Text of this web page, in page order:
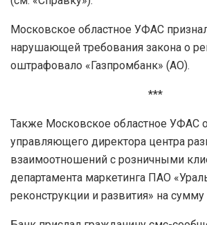
Московское областное УФАС
нарушающей требования закона о
оштрафовало «Газпромбанк» (АО).
***
Также Московское областное УФАС
управляющего директора центра
взаимоотношений с розничными
департамента маркетинга ПАО
реконструкции и развития» на